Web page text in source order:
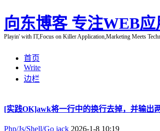
向东博客 专注WEB
Playin' with IT,Focus on Killer Application,Marketing Meets
首页
Write
边栏
[实践OK]awk将一行中的换行去掉，并输出
Php/Js/Shell/Go jack 2026-1-8 10:19